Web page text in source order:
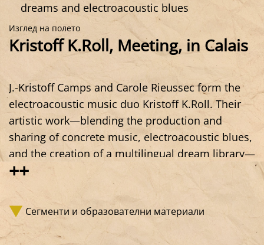
dreams and electroacoustic blues
Изглед на полето
Kristoff K.Roll, Meeting, in Calais
J.-Kristoff Camps and Carole Rieussec form the
electroacoustic music duo Kristoff K.Roll. Their
artistic work—blending the production and
sharing of concrete music, electroacoustic blues,
and the creation of a multilingual dream library—
has, for over thirty years, led them above all to
engage politically and civically with peoples,
genders, and beings who are struggling,
vulnerable, or made invisible. Among other
initiatives, they have worked and collaborated in
++
Сегменти и образователни материали